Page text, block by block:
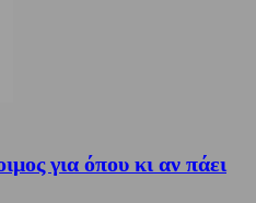
για όπου κι αν πάει